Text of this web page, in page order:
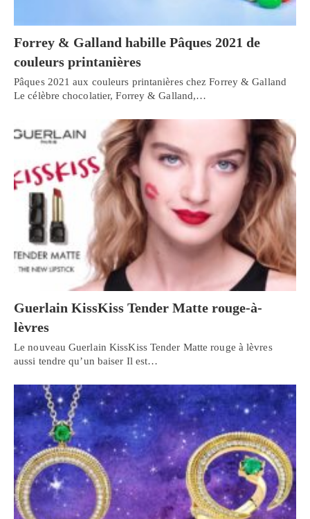
Forrey & Galland habille Pâques 2021 de
couleurs printanières
Pâques 2021 aux couleurs printanières chez Forrey & Galland
Le célèbre chocolatier, Forrey & Galland,…
Guerlain KissKiss Tender Matte rouge-à-
lèvres
Le nouveau Guerlain KissKiss Tender Matte rouge à lèvres
aussi tendre qu’un baiser Il est…